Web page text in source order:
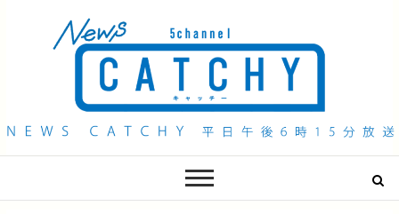
QAB NEWS Headline